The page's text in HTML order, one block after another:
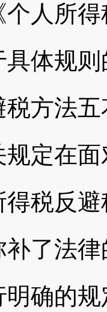
所得
体规
方法
规定在
税反
了法
明确的